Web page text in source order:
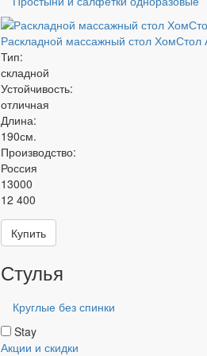
Раскладной массажный стол ХомСтол
Тип:
складной
Устойчивость:
отличная
Длина:
190см.
Производство:
Россия
13000
12 400
Купить
Стулья
Круглые без спинки
Stay
Акции и скидки